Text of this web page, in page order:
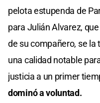
pelota estupenda de
para Julián Alvarez,
de su compañero, se la
una calidad notable
justicia a un primer
dominó a voluntad.